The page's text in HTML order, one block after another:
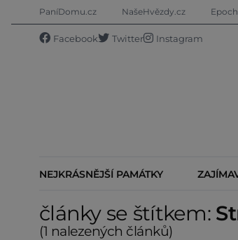
PaníDomu.cz NašeHvězdy.cz
Facebook Twitter Instagram
NEJKRÁSNĚJŠÍ PAMÁTKY
články se štítkem:
(1 nalezených článků)